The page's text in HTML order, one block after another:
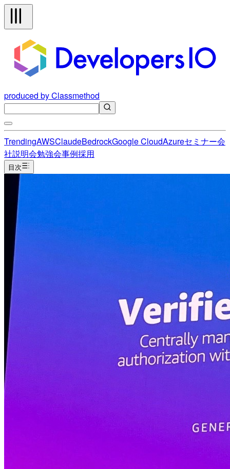
produced by Classmethod
TrendingAWSClaudeBedrockGoogle CloudAzureセミナー会
社説明会勉強会事例採用
目次